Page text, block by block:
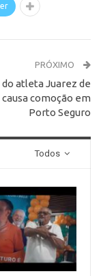
PRÓXIMO
atleta Juarez de
causa comoção em
Porto Seguro
Todos